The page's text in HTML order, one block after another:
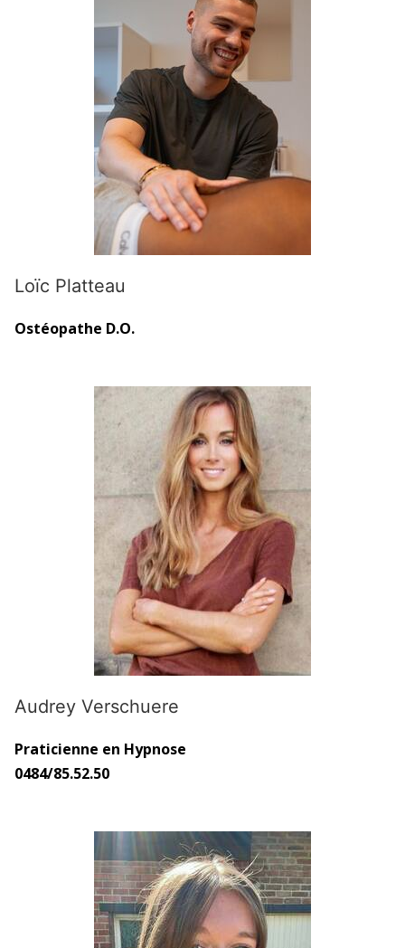
Loïc Platteau
Ostéopathe D.O.
Audrey Verschuere
Praticienne en Hypnose
0484/85.52.50